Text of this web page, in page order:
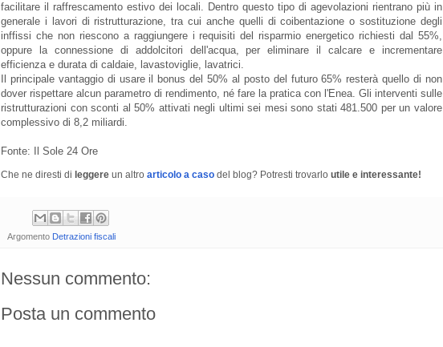
facilitare il raffrescamento estivo dei locali. Dentro questo tipo di agevolazioni rientrano più in
generale i lavori di ristrutturazione, tra cui anche quelli di coibentazione o sostituzione degli
inffissi che non riescono a raggiungere i requisiti del risparmio energetico richiesti dal 55%,
oppure la connessione di addolcitori dell'acqua, per eliminare il calcare e incrementare
efficienza e durata di caldaie, lavastoviglie, lavatrici.
Il principale vantaggio di usare il bonus del 50% al posto del futuro 65% resterà quello di non
dover rispettare alcun parametro di rendimento, né fare la pratica con l'Enea. Gli interventi sulle
ristrutturazioni con sconti al 50% attivati negli ultimi sei mesi sono stati 481.500 per un valore
complessivo di 8,2 miliardi.
Fonte: Il Sole 24 Ore
Che ne diresti di leggere un altro articolo a caso del blog? Potresti trovarlo utile e interessante!
Argomento Detrazioni fiscali
Nessun commento:
Posta un commento